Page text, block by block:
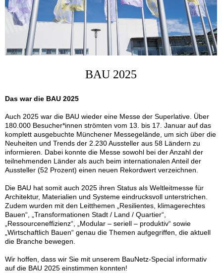
BAU 2025
Das war die BAU 2025
Auch 2025 war die BAU wieder eine Messe der Superlative. Über
180.000 Besucher*innen strömten vom 13. bis 17. Januar auf das
komplett ausgebuchte Münchener Messegelände, um sich über die
Neuheiten und Trends der 2.230 Aussteller aus 58 Ländern zu
informieren. Dabei konnte die Messe sowohl bei der Anzahl der
teilnehmenden Länder als auch beim internationalen Anteil der
Aussteller (52 Prozent) einen neuen Rekordwert verzeichnen.
Die BAU hat somit auch 2025 ihren Status als Weltleitmesse für
Architektur, Materialien und Systeme eindrucksvoll unterstrichen.
Zudem wurden mit den Leitthemen „Resilientes, klimagerechtes
Bauen“, „Transformationen Stadt / Land / Quartier“,
„Ressourceneffizienz“, „Modular – seriell – produktiv“ sowie
„Wirtschaftlich Bauen“ genau die Themen aufgegriffen, die aktuell
die Branche bewegen.
Wir hoffen, dass wir Sie mit unserem BauNetz-Special informativ
auf die BAU 2025 einstimmen konnten!